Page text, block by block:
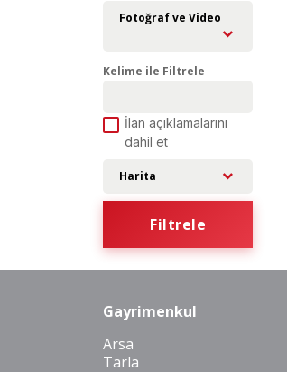
Fotoğraf ve Video
Kelime ile Filtrele
İlan açıklamalarını
dahil et
Harita
Filtrele
Gayrimenkul
Arsa
Tarla